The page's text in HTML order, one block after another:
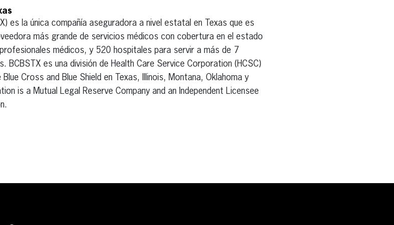
es la única compañía aseguradora a nivel estatal en Texas que es
más grande de servicios médicos con cobertura en el estado
médicos, y 520 hospitales para servir a más de 7
es una división de Health Care Service Corporation (HCSC)
Cross and Blue Shield en Texas, Illinois, Montana, Oklahoma y
is a Mutual Legal Reserve Company and an Independent Licensee